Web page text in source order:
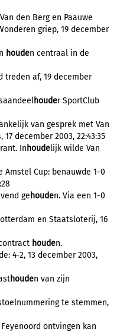
den Berg en Paauwe
griep, 19 december
houden centraal in de
treden af, 19 december
houder SportClub
van gesprek met Van
december 2003, 22:43:35
In houdelijk wilde Van
Cup: benauwde 1-0
ge houden. Via een 1-0
en Staatsloterij, 16
houden.
4-2, 13 december 2003,
houden van zijn
te stemmen,
ontvingen kan